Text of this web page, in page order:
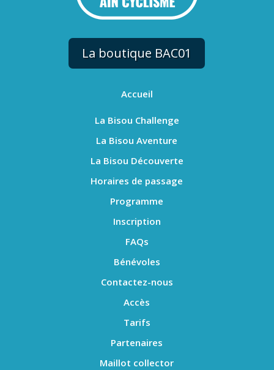
La boutique BAC01
Accueil
La Bisou Challenge
La Bisou Aventure
La Bisou Découverte
Horaires de passage
Programme
Inscription
FAQs
Bénévoles
Contactez-nous
Accès
Tarifs
Partenaires
Maillot collector